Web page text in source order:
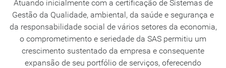
Atuando inicialmente com a certificação de Sistemas de
Gestão da Qualidade, ambiental, da saúde e segurança e
da responsabilidade social de vários setores da economia,
o comprometimento e seriedade da SAS permitiu um
crescimento sustentado da empresa e consequente
expansão de seu portfólio de serviços, oferecendo